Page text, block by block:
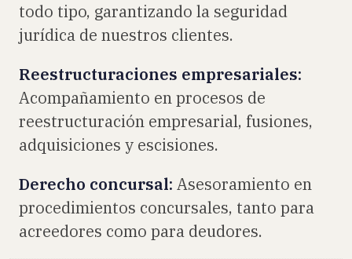
todo tipo, garantizando la seguridad
jurídica de nuestros clientes.
Reestructuraciones empresariales:
Acompañamiento en procesos de
reestructuración empresarial, fusiones,
adquisiciones y escisiones.
Derecho concursal: Asesoramiento en
procedimientos concursales, tanto para
acreedores como para deudores.